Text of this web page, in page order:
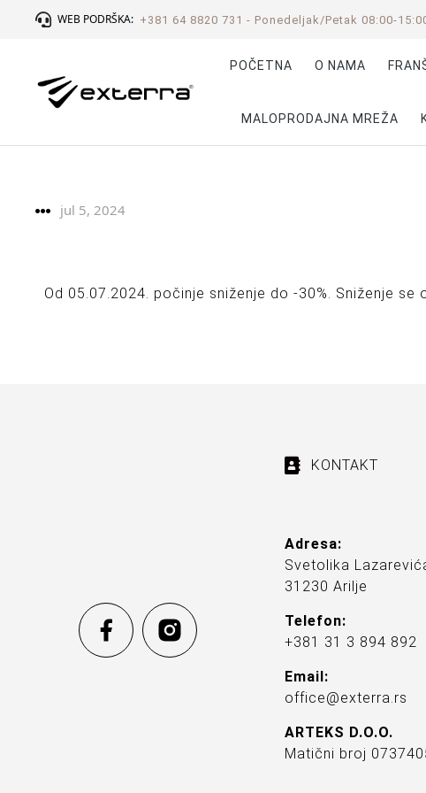
WEB PODRŠKA: +381 64 8820 731 - Ponedeljak/Petak 08:00-
POČETNA O NAMA
MALOPRODAJNA MREŽA
jul 5, 2024
Od 05.07.2024. počinje sniženje do -30%. Sniženje
KONTAKT
Adresa:
Svetolika
31230 Arilje
Telefon:
+381 31 3 894 892
Email:
office@exterra.rs
ARTEKS D.O.O.
Matični broj